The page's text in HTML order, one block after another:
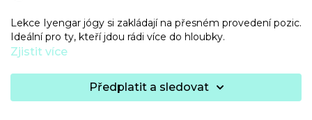
Lekce Iyengar jógy si zakládají na přesném provedení pozic.
Ideální pro ty, kteří jdou rádi více do hloubky.
Zjistit více
Předplatit a sledovat